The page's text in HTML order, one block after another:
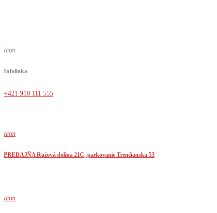
icon
Infolinka
+421 910 111 555
icon
PREDAJŇA Ružová dolina 21C, parkovanie Trenčianska 53
icon